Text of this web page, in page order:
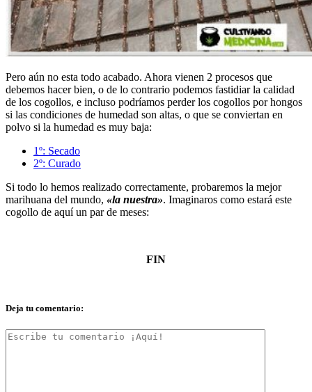
Pero aún no esta todo acabado. Ahora vienen 2 procesos que
debemos hacer bien, o de lo contrario podemos fastidiar la calidad
de los cogollos, e incluso podríamos perder los cogollos por hongos
si las condiciones de humedad son altas, o que se conviertan en
polvo si la humedad es muy baja:
1º: Secado
2º: Curado
Si todo lo hemos realizado correctamente, probaremos la mejor
marihuana del mundo, «la nuestra». Imaginaros como estará este
cogollo de aquí un par de meses:
FIN
Deja tu comentario: